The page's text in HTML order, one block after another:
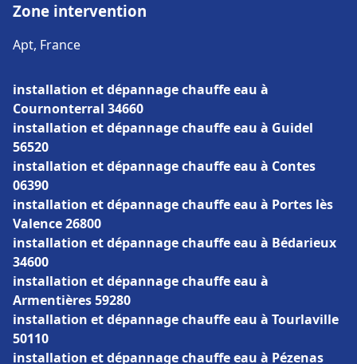
Zone intervention
Apt, France
installation et dépannage chauffe eau à
Cournonterral 34660
installation et dépannage chauffe eau à Guidel
56520
installation et dépannage chauffe eau à Contes
06390
installation et dépannage chauffe eau à Portes lès
Valence 26800
installation et dépannage chauffe eau à Bédarieux
34600
installation et dépannage chauffe eau à
Armentières 59280
installation et dépannage chauffe eau à Tourlaville
50110
installation et dépannage chauffe eau à Pézenas